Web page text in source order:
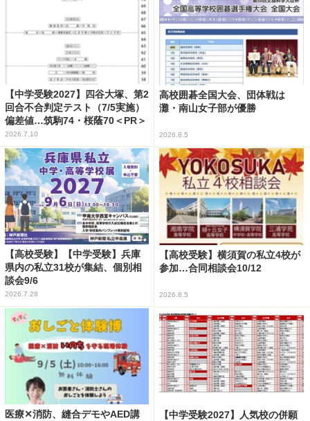
【中学受験2027】四谷大塚、第2
回合不合判定テスト（7/5実施）
偏差値…筑駒74・桜蔭70＜PR＞
2026.7.10
高校囲碁全国大会、団体戦は
灘・南山女子部が優勝
2026.8.5
【高校受験】【中学受験】兵庫
県内の私立31校が集結、個別相
談会9/6
2026.7.28
【高校受験】横須賀の私立4校が
参加…合同相談会10/12
2026.8.5
医療✕消防、縫合デモやAED講
【中学受験2027】人気校の併願